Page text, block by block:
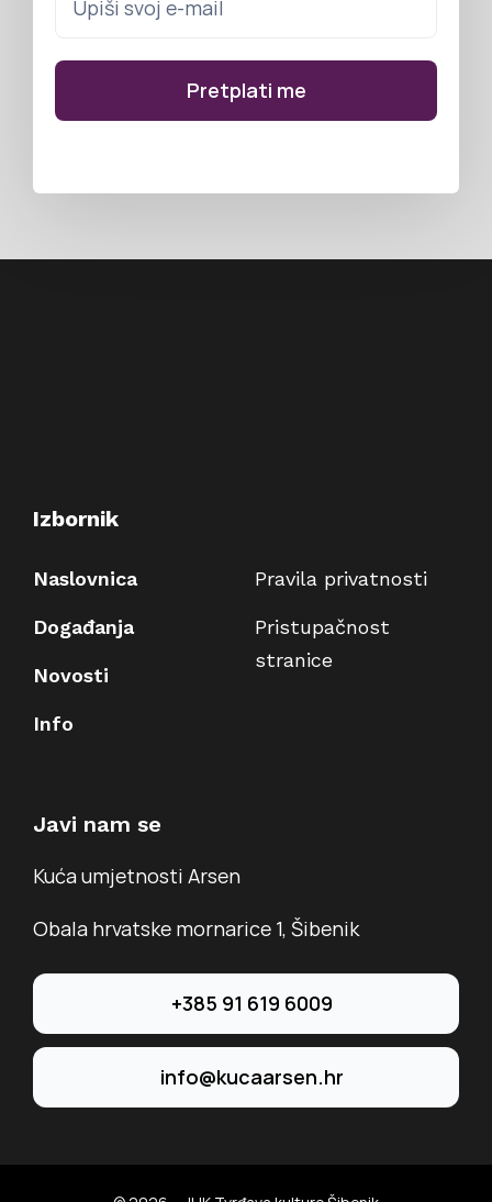
Izbornik
Naslovnica
Događanja
Novosti
Info
Pravila privatnosti
Pristupačnost
stranice
Javi nam se
Kuća umjetnosti Arsen
Obala hrvatske mornarice 1, Šibenik
+385 91 619 6009
info@kucaarsen.hr